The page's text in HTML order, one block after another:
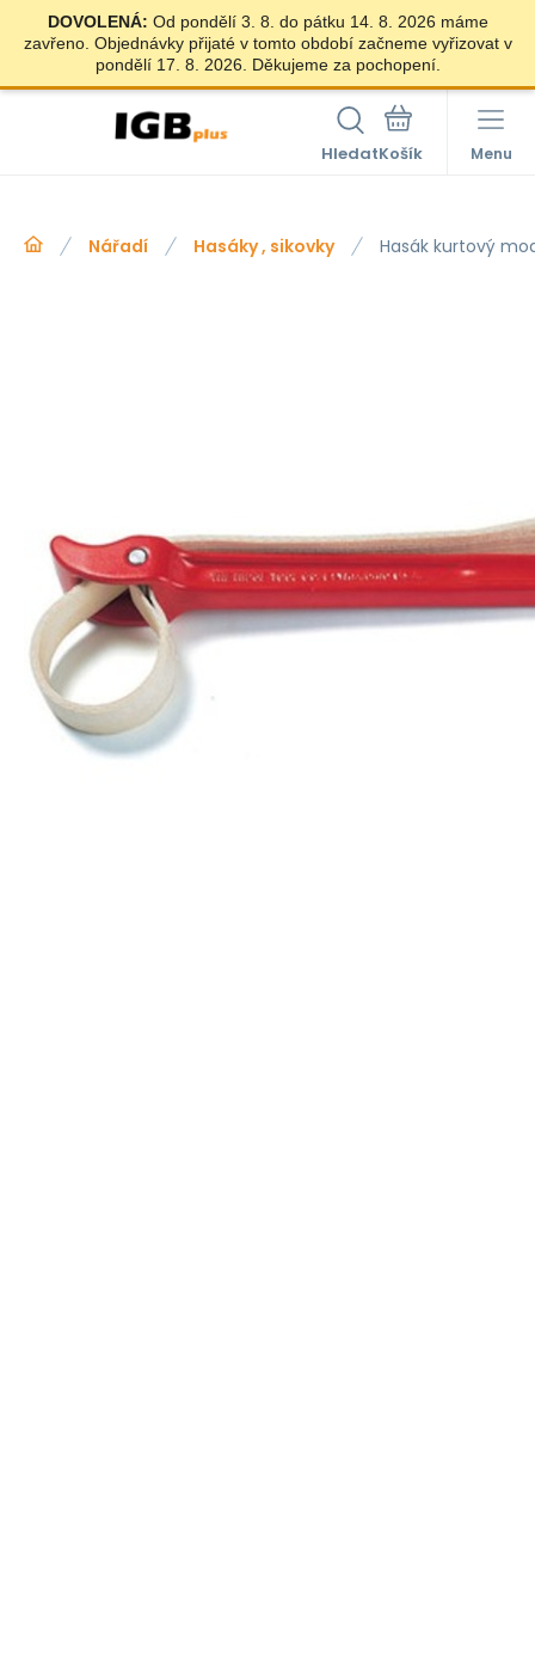
DOVOLENÁ: Od pondělí 3. 8. do pátku 14. 8. 2026 máme
zavřeno. Objednávky přijaté v tomto období začneme vyřizovat v
pondělí 17. 8. 2026. Děkujeme za pochopení.
Hledat Menu
Nářadí Hasáky , sikovky Hasák kurtový